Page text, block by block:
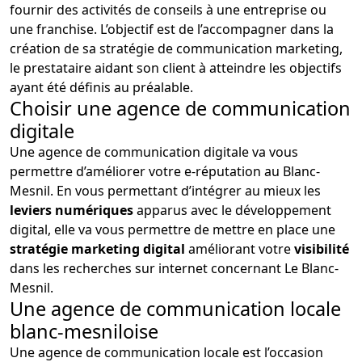
fournir des activités de conseils à une entreprise ou
une franchise. L’objectif est de l’accompagner dans la
création de sa stratégie de communication marketing,
le prestataire aidant son client à atteindre les objectifs
ayant été définis au préalable.
Choisir une agence de communication
digitale
Une agence de communication digitale va vous
permettre d’améliorer votre e-réputation au Blanc-
Mesnil. En vous permettant d’intégrer au mieux les
leviers numériquesapparus avec le développement
digital, elle va vous permettre de mettre en place une
stratégie marketing digital améliorant votrevisibilité
dans les recherches sur internet concernant Le Blanc-
Mesnil.
Une agence de communication locale
blanc-mesniloise
Une agence de communication locale est l’occasion